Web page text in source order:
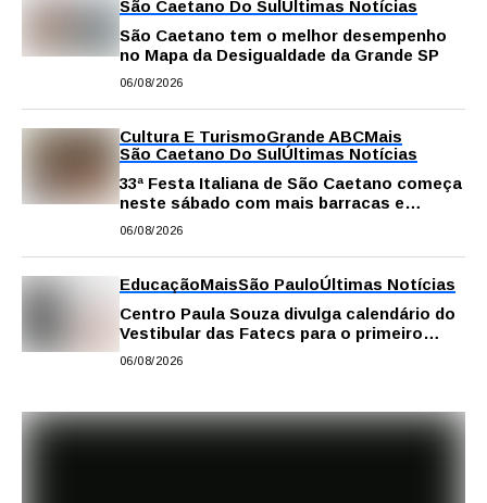
São Caetano Do Sul Últimas Notícias
São Caetano tem o melhor desempenho
no Mapa da Desigualdade da Grande SP
06/08/2026
Cultura E TurismoGrande ABCMais
São Caetano Do SulÚltimas Notícias
33ª Festa Italiana de São Caetano começa
neste sábado com mais barracas e
novidades em decoração e atrações
06/08/2026
EducaçãoMaisSão PauloÚltimas Notícias
Centro Paula Souza divulga calendário do
Vestibular das Fatecs para o primeiro
semestre de 2027
06/08/2026